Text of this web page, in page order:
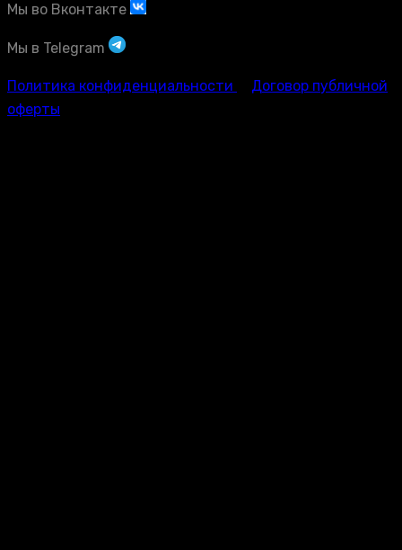
Мы во Вконтакте
Мы в Telegram
Политика конфиденциальности
Договор публичной
оферты